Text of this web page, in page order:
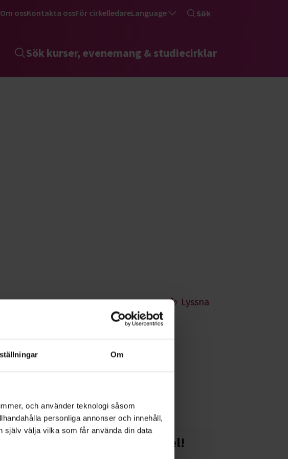
Om
och använder teknologi såsom
personliga annonser och innehåll,
själv välja vilka som får använda din data
Om ossKontakta ossFör cirkelledareLanguage Sök
Sök kurser, evenemang & studiecirklar
Lyssna
bland annat scratcha
Starta en studiecirkel!